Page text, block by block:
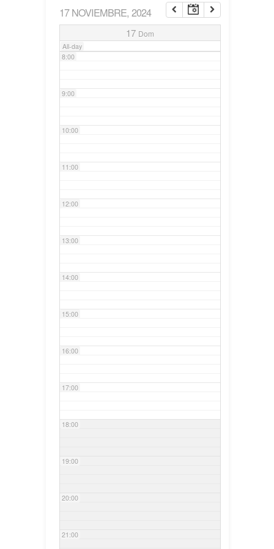
17 NOVIEMBRE, 2024
17 Dom
All-day
7:00
8:00
9:00
10:00
11:00
12:00
13:00
14:00
15:00
16:00
17:00
18:00
19:00
20:00
21:00